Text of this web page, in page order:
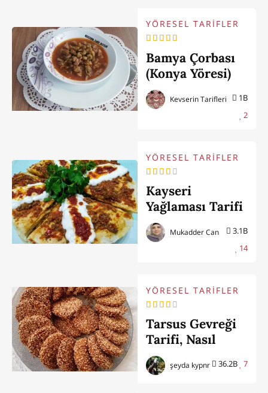
YÖRESEL TARİFLER
Bamya Çorbası
(Konya Yöresi)
1B
2
Kevserin Tarifleri
YÖRESEL TARİFLER
Kayseri
Yağlaması Tarifi
(Şebit)
3.1B
14
Mukadder Can
YÖRESEL TARİFLER
Tarsus Gevreği
Tarifi, Nasıl
Yapılır
36.2B 7
şeyda kypnr